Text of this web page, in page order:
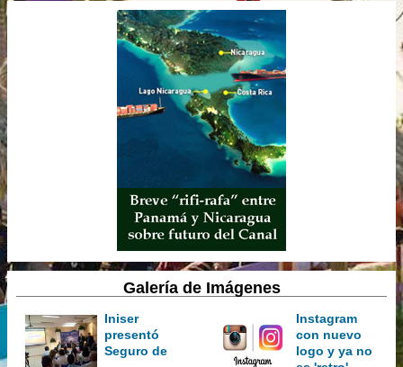
Galería de Imágenes
Iniser
presentó
Seguro de
Instagram
con nuevo
logo y ya no